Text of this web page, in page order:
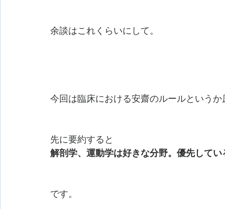
余談はこれくらいにして。
今回は臨床における安齋のルールという
先に要約すると
解剖学、運動学は好きな分野。優先してい
です。